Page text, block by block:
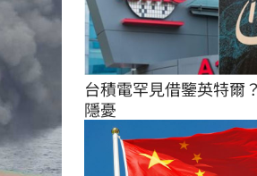
台積電罕見借鑒英特爾
隱憂